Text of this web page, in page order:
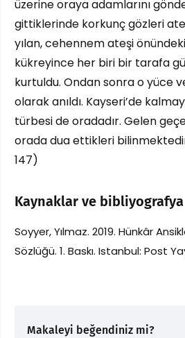
üzerine oraya adamlarını
gittiklerinde korkunç gözleri
yılan, cehennem ateşi
kükreyince her biri bir tarafa
kurtuldu. Ondan sonra o yüce
olarak anıldı. Kayseri’de
türbesi de oradadır. Gelen
orada dua ettikleri
147)
Kaynaklar ve bibliyografya
Soyyer, Yılmaz. 2019. Hünkâr
Sözlüğü. 1. Baskı. Istanbul: Post
Makaleyi beğendiniz mi?